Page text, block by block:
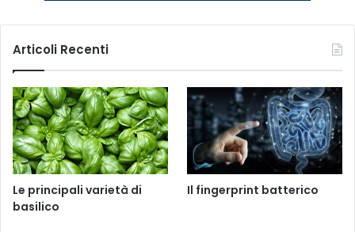
Articoli Recenti
Le principali varietà di
basilico
Il fingerprint batterico